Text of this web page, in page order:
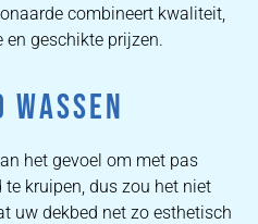
combineert kwaliteit,
geschikte prijzen.
WASSEN
het gevoel om met pas
kruipen, dus zou het niet
uw dekbed net zo esthetisch